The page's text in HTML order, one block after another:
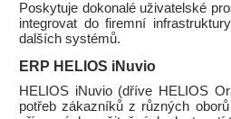
Poskytuje dokonalé uživatelské
integrovat do firemní
dalších systémů.
ERP HELIOS iNuvio
HELIOS iNuvio (dříve HELIOS
potřeb zákazníků z různých